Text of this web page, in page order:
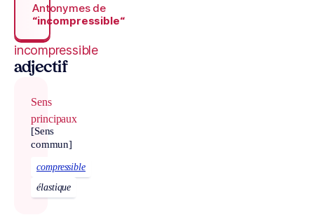
Antonymes de
“incompressible“
incompressible
adjectif
Sens
principaux
[Sens
commun]
compressible
élastique